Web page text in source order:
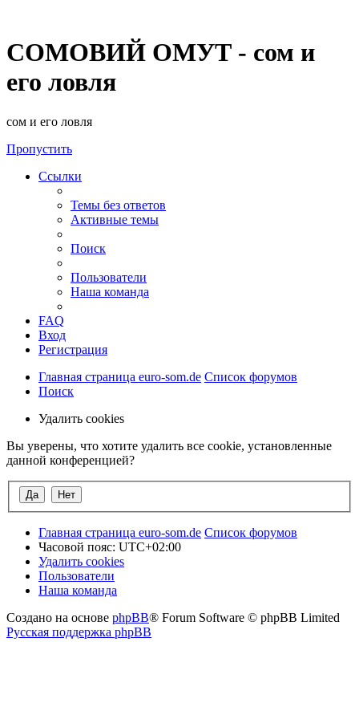
СОМОВИЙ ОМУТ - сом и
его ловля
сом и его ловля
Пропустить
Ссылки
Темы без ответов
Активные темы
Поиск
Пользователи
Наша команда
FAQ
Вход
Регистрация
Главная страница euro-som.de Список форумов
Поиск
Удалить cookies
Вы уверены, что хотите удалить все cookie, установленные
данной конференцией?
Главная страница euro-som.de Список форумов
Часовой пояс: UTC+02:00
Удалить cookies
Пользователи
Наша команда
Создано на основе phpBB® Forum Software © phpBB Limited
Русская поддержка phpBB